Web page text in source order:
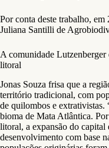
Por conta deste trabalho,
Juliana Santilli de
A comunidade Lutzenberger
litoral
Jonas Souza frisa que a
território tradicional, com
de quilombos e extrativistas.
bioma de Mata Atlântica.
litoral, a expansão do
desenvolvimento com base